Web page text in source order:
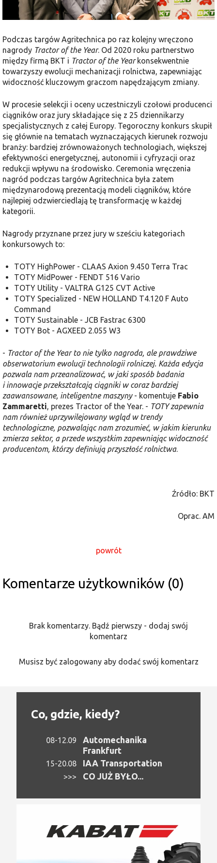
Podczas targów Agritechnica po raz kolejny wręczono
nagrody Tractor of the Year. Od 2020 roku partnerstwo
między firmą BKT i Tractor of the Yearkonsekwentnie
towarzyszy ewolucji mechanizacji rolnictwa, zapewniając
widoczność kluczowym graczom napędzającym zmiany.
W procesie selekcji i oceny uczestniczyli czołowi producenci
ciągników oraz jury składające się z 25 dziennikarzy
specjalistycznych z całej Europy. Tegoroczny konkurs skupił
się głównie na tematach wyznaczających kierunek rozwoju
branży: bardziej zrównoważonych technologiach, większej
efektywności energetycznej, autonomii i cyfryzacji oraz
redukcji wpływu na środowisko. Ceremonia wręczenia
nagród podczas targów Agritechnica była zatem
międzynarodową prezentacją modeli ciągników, które
najlepiej odzwierciedlają tę transformację w każdej
kategorii.
Nagrody przyznane przez jury w sześciu kategoriach
konkursowych to:
TOTY HighPower - CLAAS Axion 9.450 Terra Trac
TOTY MidPower - FENDT 516 Vario
TOTY Utility - VALTRA G125 CVT Active
TOTY Specialized - NEW HOLLAND T4.120 F Auto
Command
TOTY Sustainable - JCB Fastrac 6300
TOTY Bot - AGXEED 2.055 W3
- Tractor of the Year to nie tylko nagroda, ale prawdziwe
obserwatorium ewolucji technologii rolniczej. Każda edycja
pozwala nam przeanalizować, w jaki sposób badania
i innowacje przekształcają ciągniki w coraz bardziej
zaawansowane, inteligentne maszyny- komentuje Fabio
Zammaretti, prezes Tractor of the Year. - TOTY zapewnia
nam również uprzywilejowany wgląd w trendy
technologiczne, pozwalając nam zrozumieć, w jakim kierunku
zmierza sektor, a przede wszystkim zapewniając widoczność
producentom, którzy definiują przyszłość rolnictwa.
Źródło: BKT
Oprac. AM
powrót
Komentarze użytkowników (0)
Brak komentarzy. Bądź pierwszy - dodaj swój
komentarz
Musisz być zalogowany aby dodać swój komentarz
Co, gdzie, kiedy?
08-12.09
Automechanika
Frankfurt
15-20.08 IAA Transportation
>>> CO JUŻ BYŁO...